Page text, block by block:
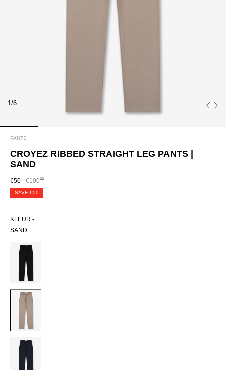
1/6
PANTS
CROYEZ RIBBED STRAIGHT LEG PANTS |
SAND
€50 €10000
SAVE €50
KLEUR -
SAND
BLACK
SAND
NAVY